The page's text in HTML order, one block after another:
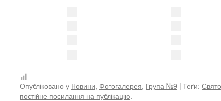
Опубліковано у Новини, Фотогалерея, Група №9 | Теґи:
постійне посилання на публікацію.